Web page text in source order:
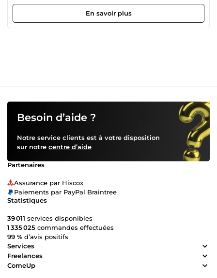
En savoir plus
Besoin d’aide ?
Notre service clients est à votre disposition
sur notre centre d’aide
Partenaires
Assurance par Hiscox
Paiements par PayPal Braintree
Statistiques
39 011 services disponibles
1 335 025 commandes effectuées
99 % d’avis positifs
Services
Freelances
ComeUp